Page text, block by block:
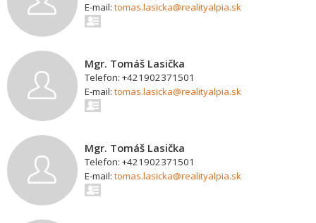
E-mail: tomas.lasicka@realityalpia.sk
Mgr. Tomáš Lasička
Telefon: +421902371501
E-mail: tomas.lasicka@realityalpia.sk
Mgr. Tomáš Lasička
Telefon: +421902371501
E-mail: tomas.lasicka@realityalpia.sk